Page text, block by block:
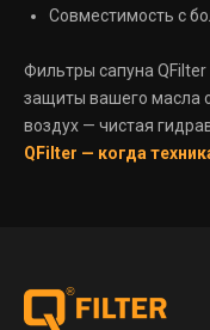
Совместимость с
Фильтры сапуна
защиты вашего масла
воздух — чистая
QFilter — когда